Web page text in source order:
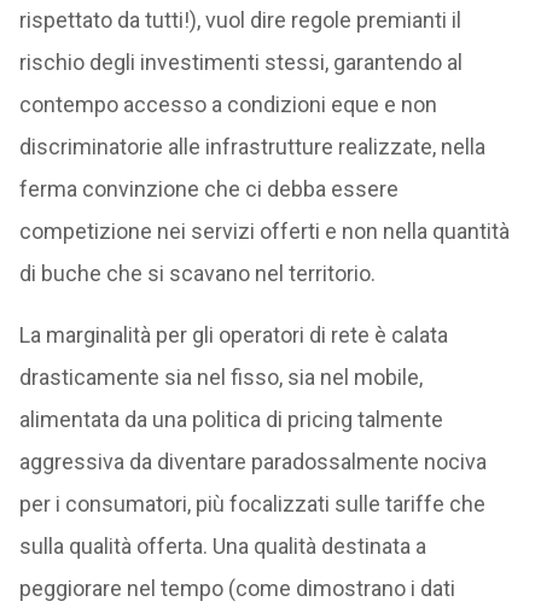
rispettato da tutti!), vuol dire regole premianti il
rischio degli investimenti stessi, garantendo al
contempo accesso a condizioni eque e non
discriminatorie alle infrastrutture realizzate, nella
ferma convinzione che ci debba essere
competizione nei servizi offerti e non nella quantità
di buche che si scavano nel territorio.
La marginalità per gli operatori di rete è calata
drasticamente sia nel fisso, sia nel mobile,
alimentata da una politica di pricing talmente
aggressiva da diventare paradossalmente nociva
per i consumatori, più focalizzati sulle tariffe che
sulla qualità offerta. Una qualità destinata a
peggiorare nel tempo (come dimostrano i dati